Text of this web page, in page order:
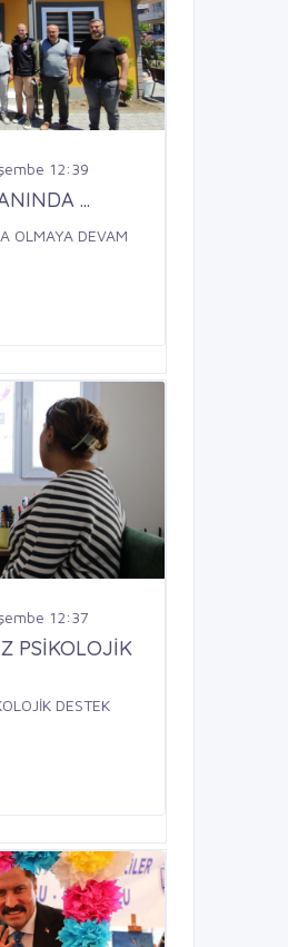
12:39
...
OLMAYA DEVAM
12:37
PSİKOLOJİK
DESTEK